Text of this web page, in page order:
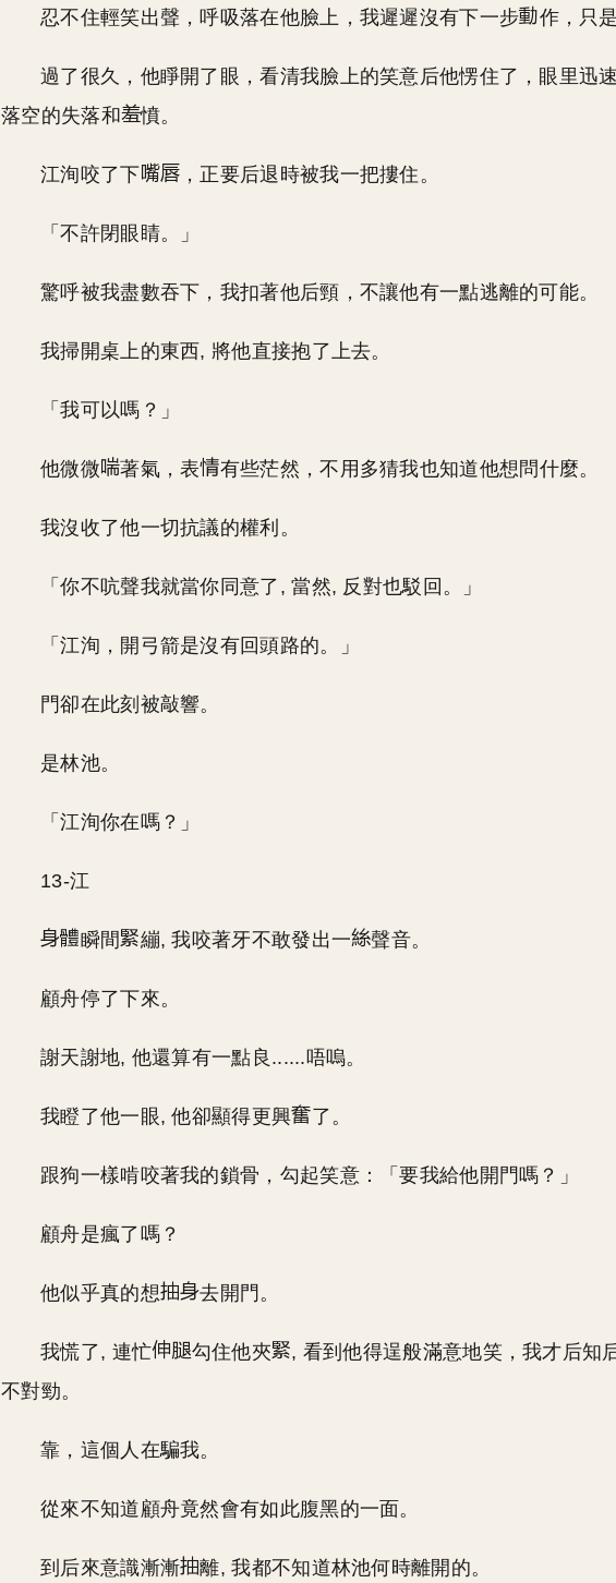
忍不住輕笑出聲，呼吸落在他臉上，我遲遲沒有下一步 作，只
過了很久，他睜開了眼，看清我臉上的笑意后他愣住了，眼里迅
落空的失落和
憤。
江洵咬了下 ，正要后退時被我一把摟住。
「不許閉眼睛。」
驚呼被我盡數吞下，我扣著他后頸，不讓他有一點逃離的可能。
我掃開桌上的東西, 將他直接抱了上去。
「我可以嗎？」
他微微 著氣，表 有些茫然，不用多猜我也知道他想問什麼。
我沒收了他一切抗議的權利。
「你不吭聲我就當你同意了, 當然, 反對也駁回。」
「江洵，開弓箭是沒有回頭路的。」
門卻在此刻被敲響。
是林池。
「江洵你在嗎？」
13-江
瞬間 繃, 我咬著牙不敢發出一 聲音。
顧舟停了下來。
謝天謝地, 他還算有一點良......唔嗚。
我瞪了他一眼, 他卻顯得更興 了。
跟狗一樣啃咬著我的鎖骨，勾起笑意：「要我給他開門嗎？」
顧舟是瘋了嗎？
他似乎真的想 去開門。
我慌了, 連忙 勾住他夾 , 看到他得逞般滿意地笑，我才后知
不對勁。
靠，這個人在騙我。
從來不知道顧舟竟然會有如此腹黑的一面。
到后來意識漸漸 離, 我都不知道林池何時離開的。